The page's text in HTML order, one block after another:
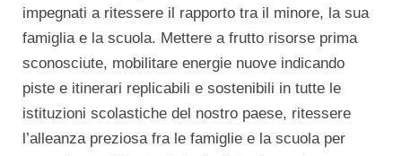
impegnati a ritessere il rapporto tra il minore, la sua
famiglia e la scuola. Mettere a frutto risorse prima
sconosciute, mobilitare energie nuove indicando
piste e itinerari replicabili e sostenibili in tutte le
istituzioni scolastiche del nostro paese, ritessere
l’alleanza preziosa fra le famiglie e la scuola per